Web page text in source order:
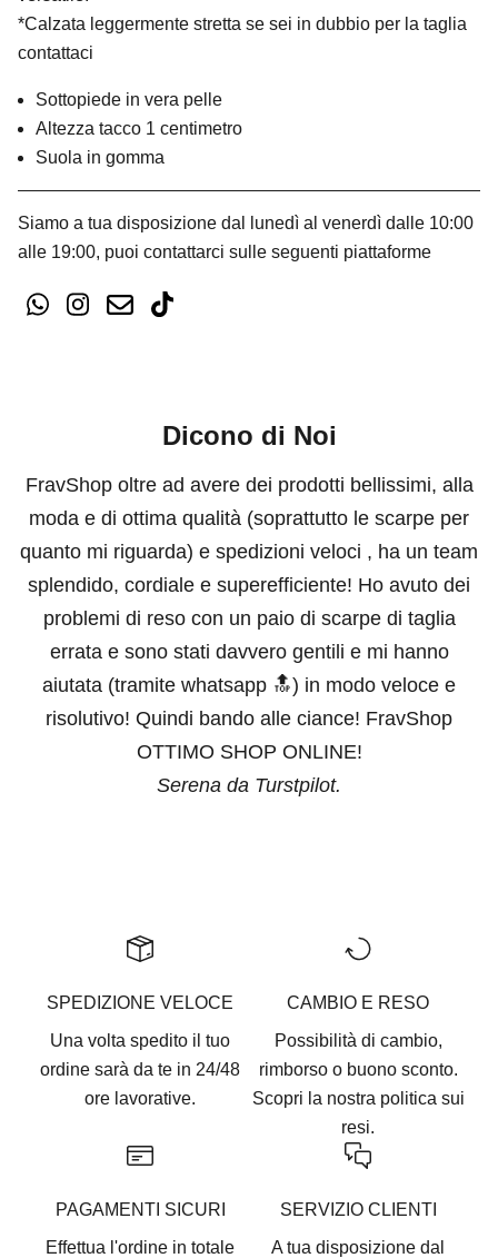
*Calzata leggermente stretta se sei in dubbio per la taglia
contattaci
Sottopiede in vera pelle
Altezza tacco 1 centimetro
Suola in gomma
Siamo a tua disposizione dal lunedì al venerdì dalle 10:00
alle 19:00, puoi contattarci sulle seguenti piattaforme
Dicono di Noi
FravShop oltre ad avere dei prodotti bellissimi, alla
moda e di ottima qualità (soprattutto le scarpe per
quanto mi riguarda) e spedizioni veloci , ha un team
splendido, cordiale e superefficiente! Ho avuto dei
problemi di reso con un paio di scarpe di taglia
errata e sono stati davvero gentili e mi hanno
aiutata (tramite whatsapp 🔝) in modo veloce e
risolutivo! Quindi bando alle ciance! FravShop
OTTIMO SHOP ONLINE!
Serena da Turstpilot.
SPEDIZIONE VELOCE
Una volta spedito il tuo
ordine sarà da te in 24/48
ore lavorative.
CAMBIO E RESO
Possibilità di cambio,
rimborso o buono sconto.
Scopri la nostra politica sui
resi.
PAGAMENTI SICURI
Effettua l'ordine in totale
SERVIZIO CLIENTI
A tua disposizione dal